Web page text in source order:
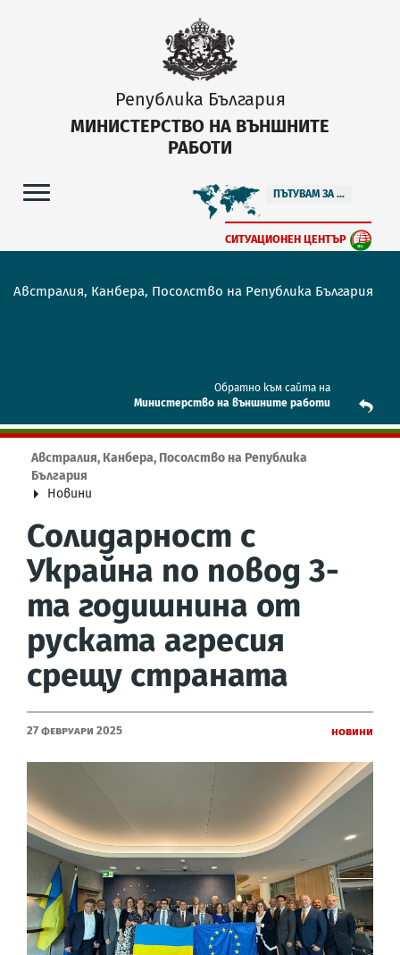
Република България
МИНИСТЕРСТВО НА ВЪНШНИТЕ
РАБОТИ
ПЪТУВАМ ЗА ...
СИТУАЦИОНЕН ЦЕНТЪР
Австралия, Канбера, Посолство на Република България
Обратно към сайта на
Mинистерство на външните работи
Австралия, Канбера, Посолство на Република
България
Новини
Солидарност с
Украйна по повод 3-
та годишнина от
руската агресия
срещу страната
27 Февруари 2025 Новини